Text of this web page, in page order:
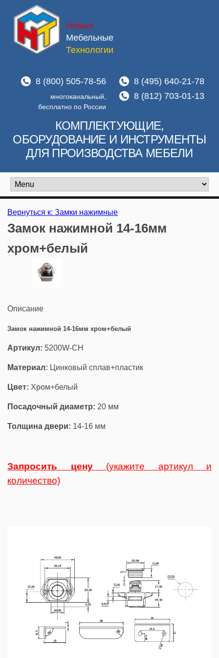
Новые
Мебельные
Технологии
8 (800) 505-78-56
многоканальный,
бесплатно по России
8 (495) 640-21-78
8 (812) 703-01-13
КОМПЛЕКТУЮЩИЕ,
ОБОРУДОВАНИЕ И ИНСТРУМЕНТЫ
ДЛЯ ПРОИЗВОДСТВА МЕБЕЛИ
Вернуться к: Замки нажимные
Замок нажимной 14-16мм
хром+белый
Описание
Замок нажимной 14-16мм хром+белый
Артикул: 5200W-CH
Материал: Цинковый сплав+пластик
Цвет: Хром+белый
Посадочный диаметр: 20 мм
Толщина двери: 14-16 мм
Запросить цену(укажите артикул и
количество)